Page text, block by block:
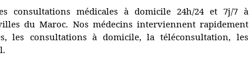
consultations médicales à domicile 24h/24 et 7j/7 à
du Maroc. Nos médecins interviennent rapidement
les consultations à domicile, la téléconsultation, les